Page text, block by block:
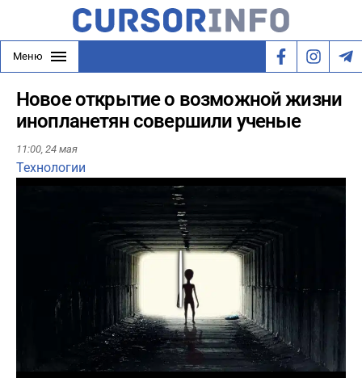
Меню
Новое открытие о возможной жизни
инопланетян совершили ученые
11:00, 24 мая
Технологии
Play
Фото: Pixabay